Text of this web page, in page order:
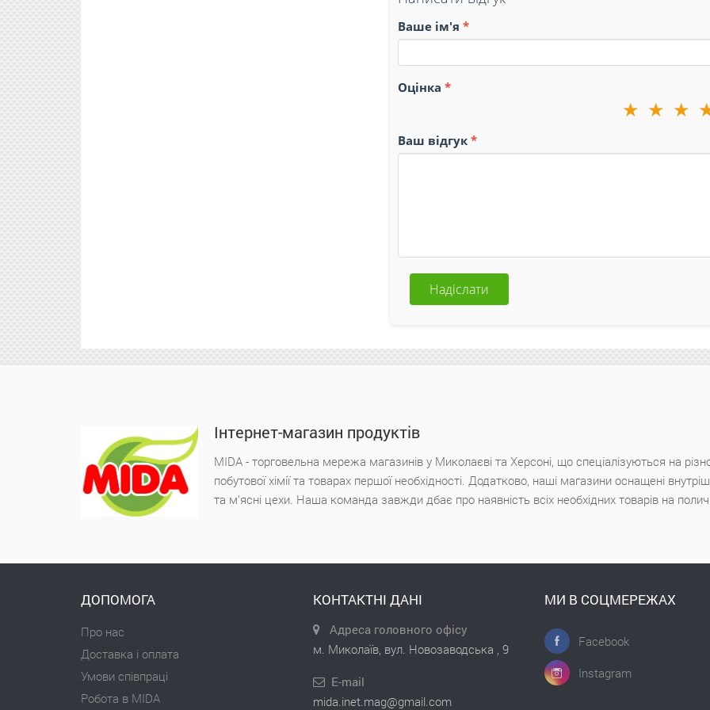
Ваше ім'я
Оцінка
★
★
★
Ваш відгук
Надіслати
Інтернет-магазин продуктів
MIDA - торговельна мережа магазинів у Миколаєві та Херсоні, що спеціалізуються на
побутової хімії та товарах першої необхідності. Додатково, наші магазини оснащені
та м'ясні цехи. Наша команда завжди дбає про наявність всіх необхідних товарів на
ДОПОМОГА
Про нас
Доставка і оплата
Умови співпраці
Робота в MIDA
КОНТАКТНІ ДАНІ
Адреса головного офісу
м. Миколаїв, вул. Новозаводська , 9
E-mail
mida.inet.mag@gmail.com
МИ В СОЦМЕРЕЖАХ
Facebook
Instagram